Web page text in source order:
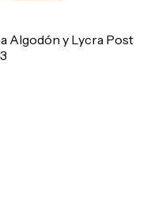
Algodón y Lycra Post